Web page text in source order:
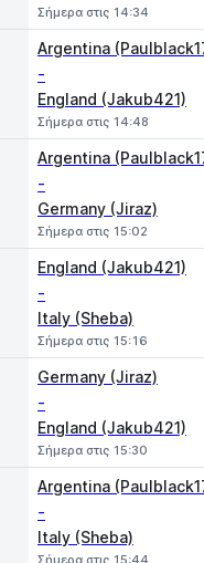
Σήμερα στις 14:34
Argentina
-
England (Jakub421)
Σήμερα στις 14:48
Argentina
-
Germany (Jiraz)
Σήμερα στις 15:02
England (Jakub421)
-
Italy (Sheba)
Σήμερα στις 15:16
Germany (Jiraz)
-
England (Jakub421)
Σήμερα στις 15:30
Argentina
-
Italy (Sheba)
Σήμερα στις 15:44